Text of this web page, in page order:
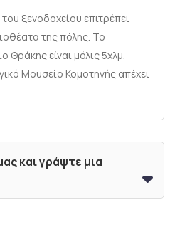
ξενοδοχείου επιτρέπει
της πόλης. Το
Θράκης είναι μόλις 5χλμ.
Μουσείο Κομοτηνής απέχει
και γράψτε μια